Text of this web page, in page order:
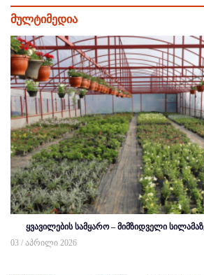
მულტიმედია
ყვავილების სამყარო – მიმზიდველი
03 / აპრილი 2026